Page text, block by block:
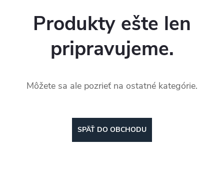
Produkty ešte len
pripravujeme.
Môžete sa ale pozrieť na ostatné kategórie.
SPÄŤ DO OBCHODU